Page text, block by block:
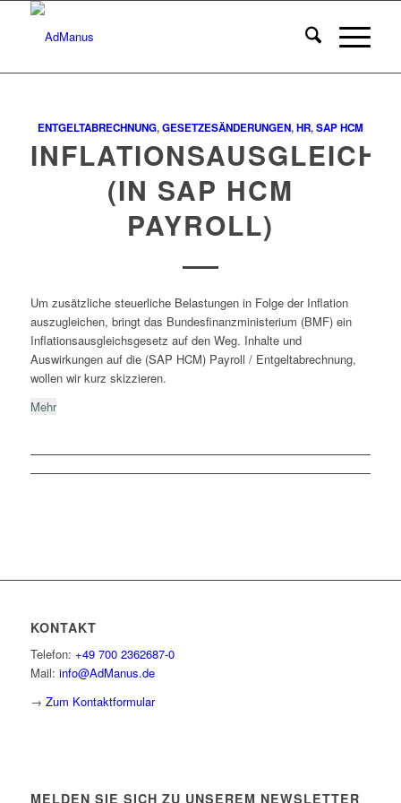
ENTGELTABRECHNUNG,GESETZESÄNDERUNGEN,HR,SAP HCM
(IN SAP HCM
PAYROLL)
Um zusätzliche steuerliche Belastungen in Folge der Inflation
auszugleichen, bringt das Bundesfinanzministerium (BMF) ein
Inflationsausgleichsgesetz auf den Weg. Inhalte und
Auswirkungen auf die (SAP HCM) Payroll / Entgeltabrechnung,
wollen wir kurz skizzieren.
Mehr
KONTAKT
Telefon: +49 700 2362687-0
Mail: info@AdManus.de
→ Zum Kontaktformular
MELDEN SIE SICH ZU UNSEREM NEWSLETTER